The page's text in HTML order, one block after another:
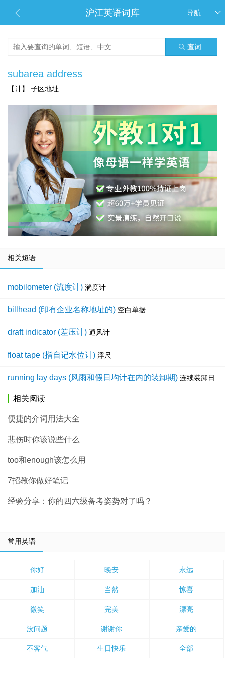
沪江英语词库 导航
查词
subarea address
【计】 子区地址
相关短语
mobilometer (流度计) 淌度计
billhead (印有企业名称地址的) 空白单据
draft indicator (差压计) 通风计
float tape (指自记水位计) 浮尺
running lay days (风雨和假日均计在内的装卸期) 连续装卸日
相关阅读
便捷的介词用法大全
悲伤时你该说些什么
too和enough该怎么用
7招教你做好笔记
经验分享：你的四六级备考姿势对了吗？
常用英语
你好 晚安 永远
加油 当然 惊喜
微笑 完美 漂亮
没问题 谢谢你 亲爱的
不客气 生日快乐 全部